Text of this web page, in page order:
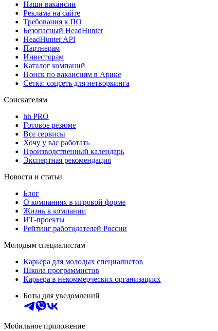
Наши вакансии
Реклама на сайте
Требования к ПО
Безопасный HeadHunter
HeadHunter API
Партнерам
Инвесторам
Каталог компаний
Поиск по вакансиям в Арике
Сетка: соцсеть для нетворкинга
Соискателям
hh PRO
Готовое резюме
Все сервисы
Хочу у вас работать
Производственный календарь
Экспертная рекомендация
Новости и статьи
Блог
О компаниях в игровой форме
Жизнь в компании
ИТ-проекты
Рейтинг работодателей России
Молодым специалистам
Карьера для молодых специалистов
Школа программистов
Карьера в некоммерческих организациях
Боты для уведомлений
Мобильное приложение